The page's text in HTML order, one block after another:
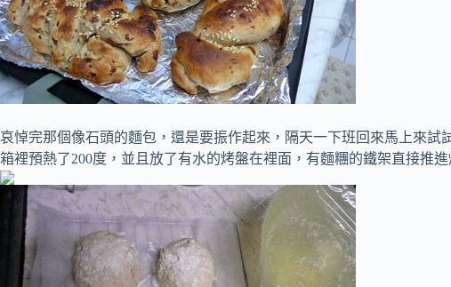
哀悼完那個像石頭的麵包，還是要振作起來，隔天一下班回來馬上來
箱裡預熱了200度，並且放了有水的烤盤在裡面，有麵糰的鐵架直接推